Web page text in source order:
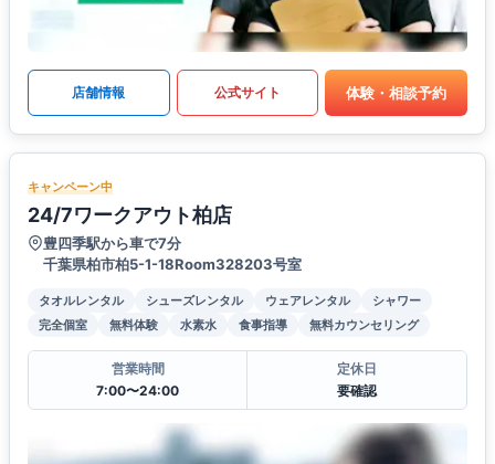
店舗情報 公式サイト 体験・相談予約
キャンペーン中
24/7ワークアウト柏店
豊四季駅から車で7分
千葉県柏市柏5-1-18Room328203号室
タオルレンタル シューズレンタル ウェアレンタル
シャワー
完全個室
無料体験 水素水 食事指導 無料カウンセリング
営業時間
7:00〜24:00
定休日
要確認